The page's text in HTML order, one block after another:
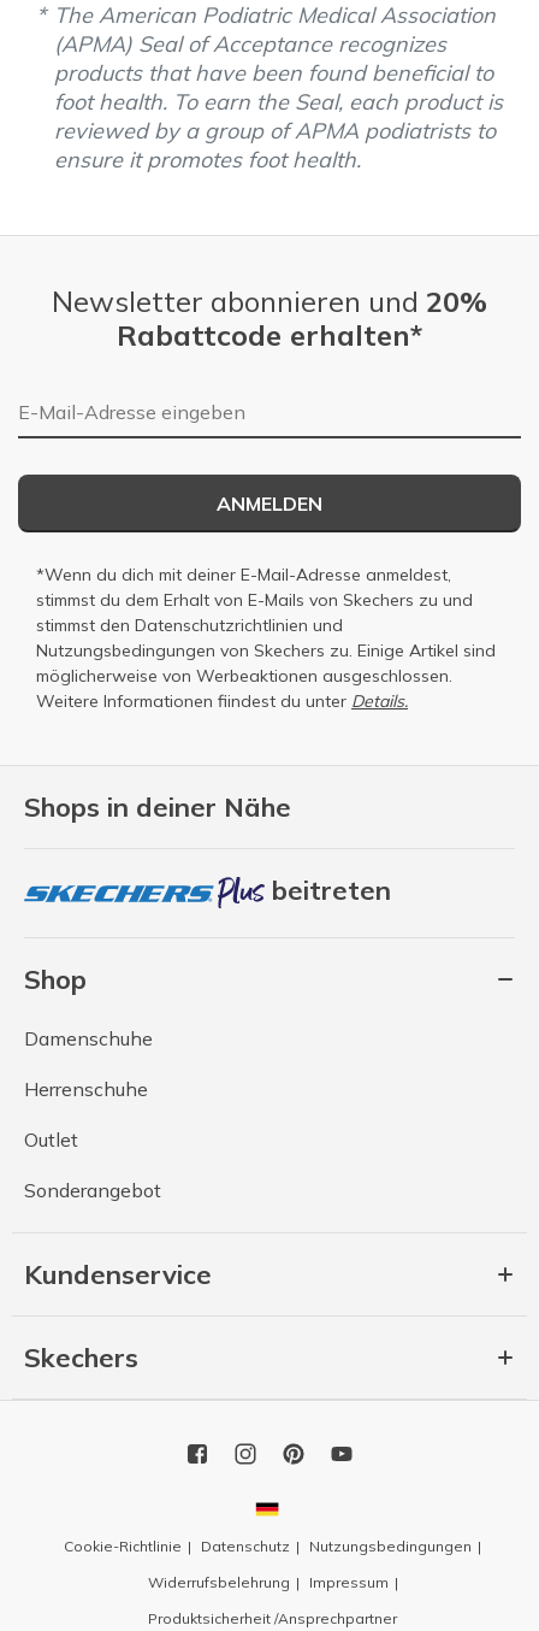
The American Podiatric Medical Association
(APMA) Seal of Acceptance recognizes
products that have been found beneficial to
foot health. To earn the Seal, each product is
reviewed by a group of APMA podiatrists to
ensure it promotes foot health.
Shops in deiner Nähe
beitreten
Shop
Damenschuhe
Herrenschuhe
Outlet
Sonderangebot
Kundenservice
Skechers
Newsletter abonnieren und 20%
Rabattcode erhalten*
E-Mail-Adresse
ANMELDEN
*Wenn du dich mit deiner E-Mail-Adresse anmeldest,
stimmst du dem Erhalt von E-Mails von Skechers zu und
stimmst den Datenschutzrichtlinien und
Nutzungsbedingungen von Skechers zu. Einige Artikel sind
möglicherweise von Werbeaktionen ausgeschlossen.
Weitere Informationen fiindest du unter Details.
Cookie-Richtlinie Datenschutz
Nutzungsbedingungen
Widerrufsbelehrung
Impressum
Produktsicherheit /Ansprechpartner